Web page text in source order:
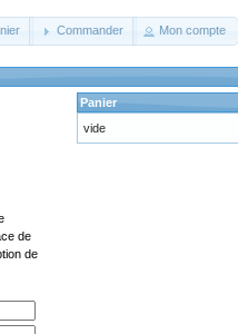
Commander Mon compte
de
de
Panier
vide